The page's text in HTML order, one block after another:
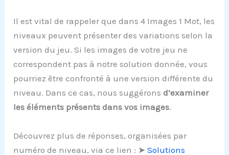
Il est vital de rappeler que dans 4 Images 1 Mot, les
niveaux peuvent présenter des variations selon la
version du jeu. Si les images de votre jeu ne
correspondent pas à notre solution donnée, vous
pourriez être confronté à une version différente du
niveau. Dans ce cas, nous suggéronsd’examiner
les éléments présents dans vos images.
Découvrez plus de réponses, organisées par
numéro de niveau, via ce lien : ➤Solutions